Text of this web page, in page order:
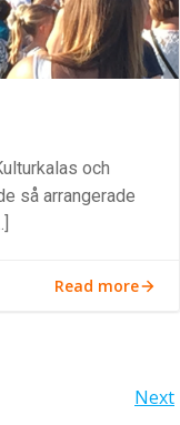
och
så arrangerade
Read more
Next